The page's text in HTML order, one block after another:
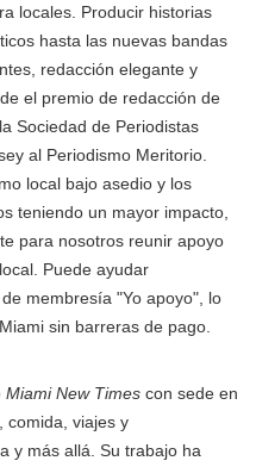
locales. Producir historias
hasta las nuevas bandas
redacción elegante y
el premio de redacción de
Sociedad de Periodistas
al Periodismo Meritorio.
local bajo asedio y los
teniendo un mayor impacto,
para nosotros reunir apoyo
Puede ayudar
membresía "Yo apoyo", lo
sin barreras de pago.
Miami New Times con sede en
comida, viajes y
y más allá. Su trabajo ha